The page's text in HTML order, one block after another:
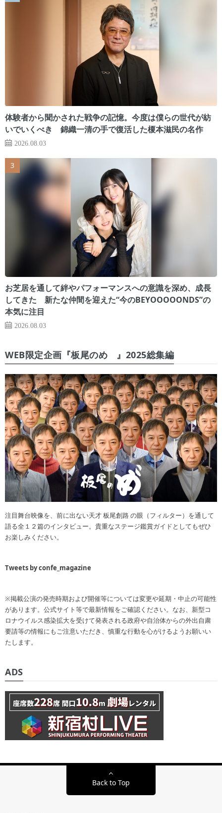
体験者から聞かされた戦争の記憶。今度は僕らの世代が紡
いでいくべき 錦織一清の手で復活した榎本滋民の名作
2026.08.03
お芝居を通して絆やパフォーマンスへの意識を深め、成長
してきた 新たな仲間を迎えた“今のBEYOOOOONDS”の
本気に注目
2026.08.03
WEB限定企画『板尾のめ゙』2025総集編
注目舞台映像を、前に出ない天才 板尾創路 の眼（フィルター）を通して
語る全１２篇のインタビュー。貴重なステージ鑑賞ガイドとしてもぜひ
お楽しみください。
Tweets by confe_magazine
※掲載公演の発売時期および開催等については変更や延期・中止の可能性
があります。公式サイト等で最新情報をご確認ください。なお、新型コ
ロナウイルス感染拡大を受けて発表される政府や自治体からの外出自粛
要請等の情報にもご注意いただき、慎重な行動を心がけるようお願いい
たします。
ADS
Back to Top